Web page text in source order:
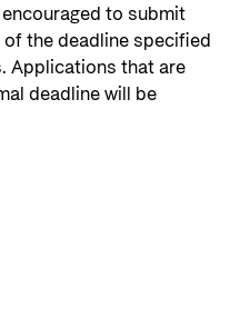
to submit
the deadline specified
Applications that are
deadline will be